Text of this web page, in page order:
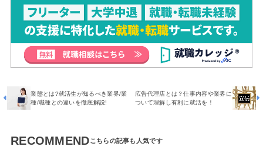
業態とは?就活生が知るべき業界/業
種/職種との違いを徹底解説!
広告代理店とは？仕事内容や業界に
ついて理解し有利に就活を！
RECOMMEND